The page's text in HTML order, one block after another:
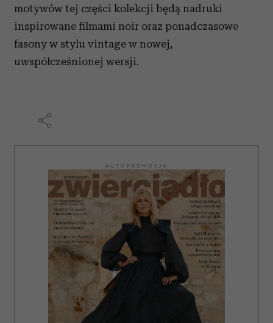
motywów tej części kolekcji będą nadruki
inspirowane filmami noir oraz ponadczasowe
fasony w stylu vintage w nowej,
uwspółcześnionej wersji.
AUTOPROMOCJA